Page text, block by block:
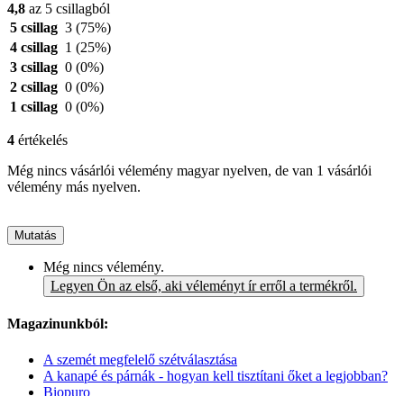
4,8 az 5 csillagból
5 csillag 3 (75%)
4 csillag 1 (25%)
3 csillag 0 (0%)
2 csillag 0 (0%)
1 csillag 0 (0%)
4 értékelés
Még nincs vásárlói vélemény magyar nyelven, de van 1 vásárlói
vélemény más nyelven.
Mutatás
Még nincs vélemény.
Legyen Ön az első, aki véleményt ír erről a termékről.
Magazinunkból:
A szemét megfelelő szétválasztása
A kanapé és párnák - hogyan kell tisztítani őket a legjobban?
Biopuro